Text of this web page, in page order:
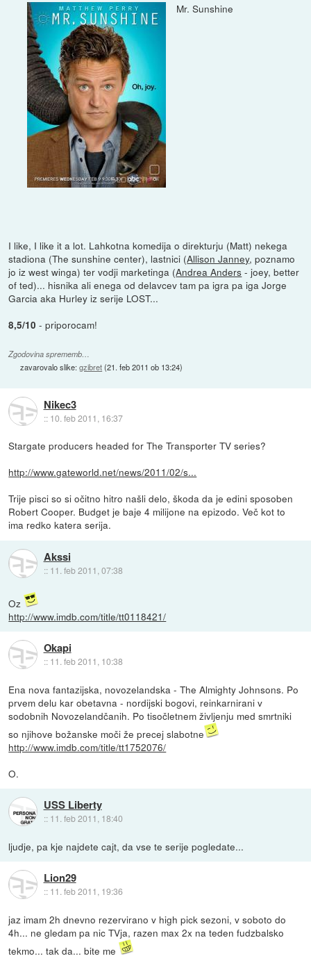
Mr. Sunshine
I like, I like it a lot. Lahkotna komedija o direkturju (Matt) nekega
stadiona (The sunshine center), lastnici (Allison Janney, poznamo
jo iz west winga) ter vodji marketinga (Andrea Anders - joey, better
of ted)... hisnika ali enega od delavcev tam pa igra pa iga Jorge
Garcia aka Hurley iz serije LOST...
8,5/10 - priporocam!
Zgodovina sprememb…
zavarovalo slike:gzibret(21. feb 2011 ob 13:24)
Nikec3
:: 10. feb 2011, 16:37
Stargate producers headed for The Transporter TV series?
http://www.gateworld.net/news/2011/02/s...
Trije pisci so si očitno hitro našli delo, škoda da je edini sposoben
Robert Cooper. Budget je baje 4 milijone na epizodo. Več kot to
ima redko katera serija.
Akssi
:: 11. feb 2011, 07:38
Oz
http://www.imdb.com/title/tt0118421/
Okapi
:: 11. feb 2011, 10:38
Ena nova fantazijska, novozelandska - The Almighty Johnsons. Po
prvem delu kar obetavna - nordijski bogovi, reinkarnirani v
sodobnih Novozelandčanih. Po tisočletnem življenju med smrtniki
so njihove božanske moči že precej slabotne
http://www.imdb.com/title/tt1752076/
O.
USS Liberty
:: 11. feb 2011, 18:40
ljudje, pa kje najdete cajt, da vse te serije pogledate...
Lion29
:: 11. feb 2011, 19:36
jaz imam 2h dnevno rezervirano v high pick sezoni, v soboto do
4h... ne gledam pa nic TVja, razen max 2x na teden fudzbalsko
tekmo... tak da... bite me